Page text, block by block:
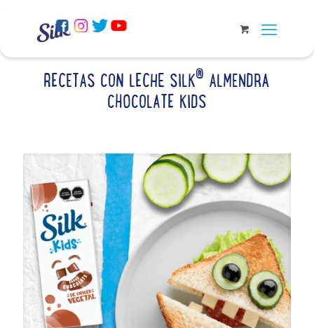
RECETAS CON LECHE SILK® ALMENDRA
CHOCOLATE KIDS